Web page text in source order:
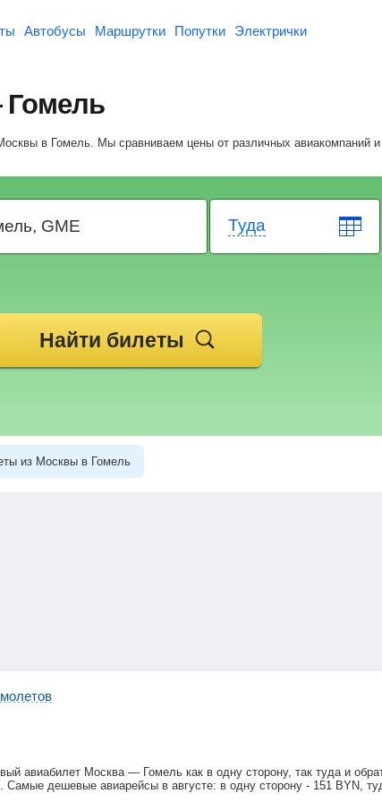
Автобусы Маршрутки Попутки Электрички
в Гомель. Мы сравниваем цены от различных авиакомпаний
Туда
Найти билеты
из Москвы в Гомель
авиабилет Москва — Гомель как в одну сторону, так туда и
Самые дешевые авиарейсы в августе: в одну сторону - 151 BYN,